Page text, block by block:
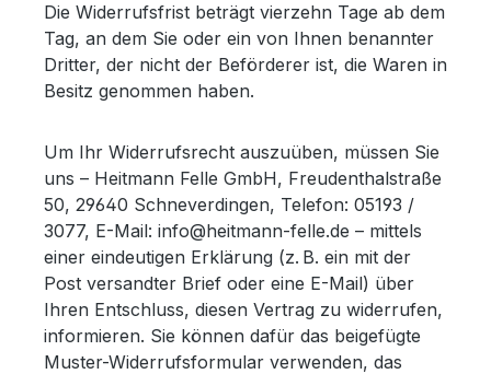
Die Widerrufsfrist beträgt vierzehn Tage ab dem
Tag, an dem Sie oder ein von Ihnen benannter
Dritter, der nicht der Beförderer ist, die Waren in
Besitz genommen haben.
Um Ihr Widerrufsrecht auszuüben, müssen Sie
uns – Heitmann Felle GmbH, Freudenthalstraße
50, 29640 Schneverdingen, Telefon: 05193 /
3077, E-Mail: info@heitmann-felle.de – mittels
einer eindeutigen Erklärung (z. B. ein mit der
Post versandter Brief oder eine E-Mail) über
Ihren Entschluss, diesen Vertrag zu widerrufen,
informieren. Sie können dafür das beigefügte
Muster-Widerrufsformular verwenden, das